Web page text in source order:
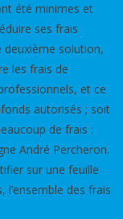
été minimes et
ses frais
deuxième solution,
les frais de
et ce
autorisés ; soit
de frais :
André Percheron.
sur une feuille
des frais